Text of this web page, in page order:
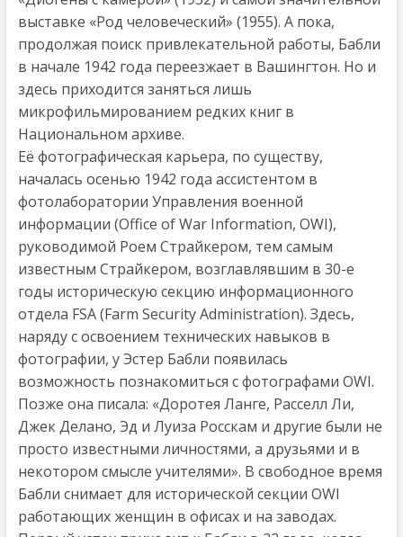
выставке «Род человеческий» (1955). А пока,
продолжая поиск привлекательной работы, Бабли
в начале 1942 года переезжает в Вашингтон. Но и
здесь приходится заняться лишь
микрофильмированием редких книг в
Национальном архиве.
Её фотографическая карьера, по существу,
началась осенью 1942 года ассистентом в
фотолаборатории Управления военной
информации (Office of War Information, OWI),
руководимой Роем Страйкером, тем самым
известным Страйкером, возглавлявшим в 30-е
годы историческую секцию информационного
отдела FSA (Farm Security Administration). Здесь,
наряду с освоением технических навыков в
фотографии, у Эстер Бабли появилась
возможность познакомиться с фотографами OWI.
Позже она писала: «Доротея Ланге, Расселл Ли,
Джек Делано, Эд и Луиза Росскам и другие были не
просто известными личностями, а друзьями и в
некотором смысле учителями». В свободное время
Бабли снимает для исторической секции OWI
работающих женщин в офисах и на заводах.